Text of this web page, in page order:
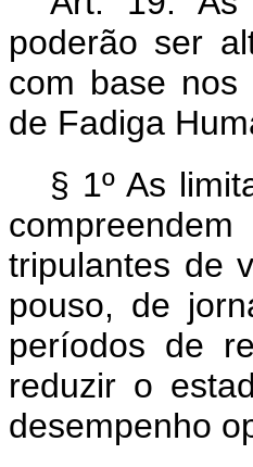
poderão ser
com base nos
de Fadiga
§ 1º As
tripulantes de
pouso, de
períodos de
reduzir o
desempenho